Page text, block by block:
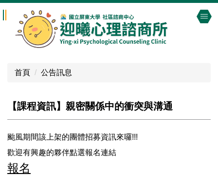
到
首頁 公告訊息
【課程資訊】親密關係中的衝突與溝通
颱風期間該上架的團體招募資訊來囉!!!
歡迎有興趣的夥伴點選報名連結
報名